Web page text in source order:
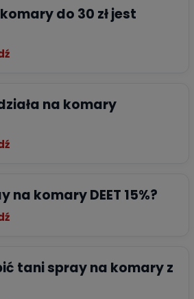
do 30 zł jest
działa na komary
na komary DEET 15%?
tani spray na komary z